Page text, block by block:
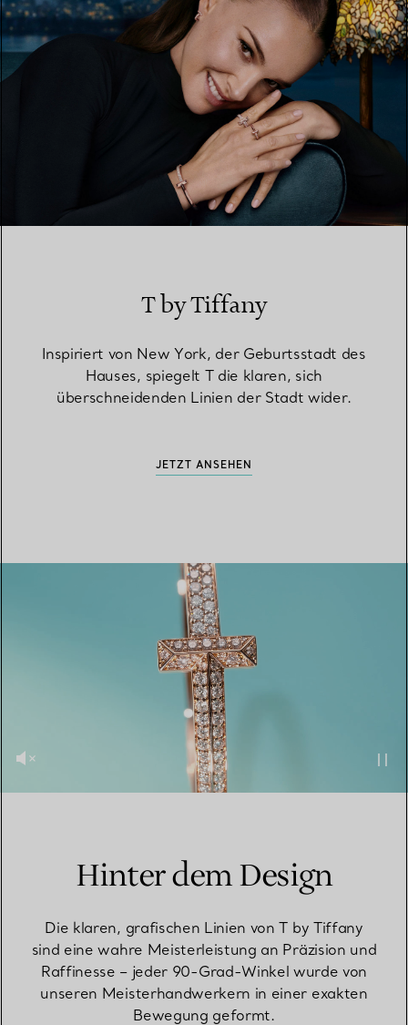
T by Tiffany
Inspiriert von New York, der Geburtsstadt des
Hauses, spiegelt T die klaren, sich
überschneidenden Linien der Stadt wider.
JETZT ANSEHEN
Hinter dem Design
Die klaren, grafischen Linien von T by Tiffany
sind eine wahre Meisterleistung an Präzision und
Raffinesse – jeder 90-Grad-Winkel wurde von
unseren Meisterhandwerkern in einer exakten
Bewegung geformt.